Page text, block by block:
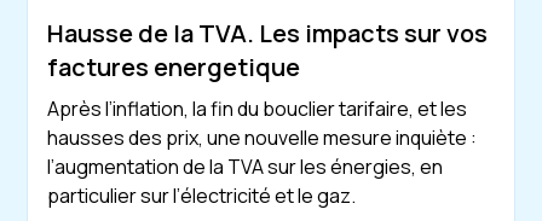
Hausse de la TVA. Les impacts sur vos
factures energetique
Après l’inflation, la fin du bouclier tarifaire, et les
hausses des prix, une nouvelle mesure inquiète :
l’augmentation de la TVA sur les énergies, en
particulier sur l’électricité et le gaz.